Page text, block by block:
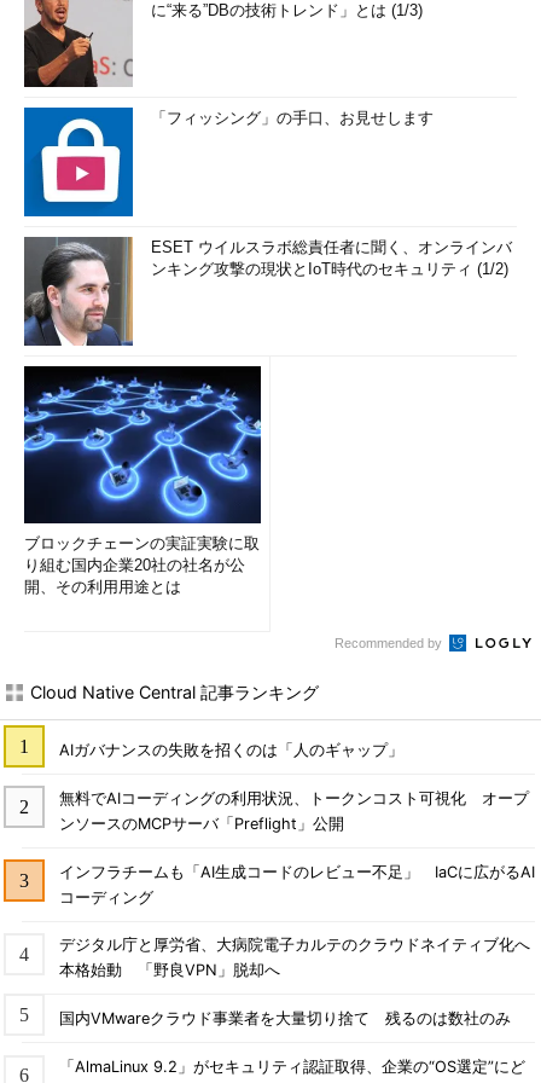
に“来る”DBの技術トレンド」とは (1/3)
「フィッシング」の手口、お見せします
ESET ウイルスラボ総責任者に聞く、オンラインバ
ンキング攻撃の現状とIoT時代のセキュリティ (1/2)
ブロックチェーンの実証実験に取
り組む国内企業20社の社名が公
開、その利用用途とは
Recommended by
Cloud Native Central 記事ランキング
AIガバナンスの失敗を招くのは「人のギャップ」
無料でAIコーディングの利用状況、トークンコスト可視化 オープ
ンソースのMCPサーバ「Preflight」公開
インフラチームも「AI生成コードのレビュー不足」 IaCに広がるAI
コーディング
デジタル庁と厚労省、大病院電子カルテのクラウドネイティブ化へ
本格始動 「野良VPN」脱却へ
国内VMwareクラウド事業者を大量切り捨て 残るのは数社のみ
「AlmaLinux 9.2」がセキュリティ認証取得、企業の“OS選定”にど